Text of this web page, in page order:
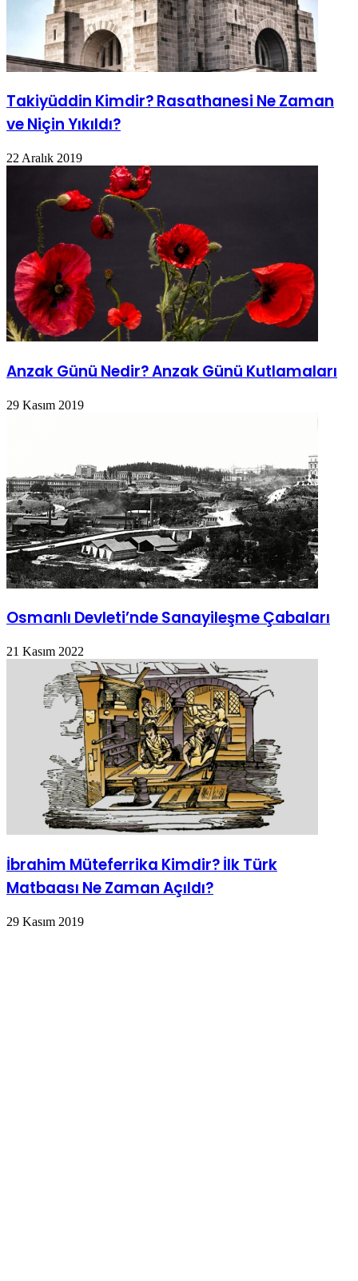
Takiyüddin Kimdir? Rasathanesi Ne Zaman
ve Niçin Yıkıldı?
22 Aralık 2019
Anzak Günü Nedir? Anzak Günü Kutlamaları
29 Kasım 2019
Osmanlı Devleti’nde Sanayileşme Çabaları
21 Kasım 2022
İbrahim Müteferrika Kimdir? İlk Türk
Matbaası Ne Zaman Açıldı?
29 Kasım 2019